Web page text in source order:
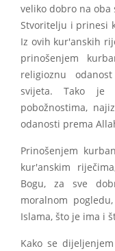
veliko dobro na oba
Stvoritelju i prinesi
Iz ovih kur'anskih
prinošenjem
religioznu
svijeta. Tako je
pobožnostima,
odanosti prema
Prinošenjem
kur'anskim
Bogu, za sve
moralnom
Islama, što je ima i
Kako se